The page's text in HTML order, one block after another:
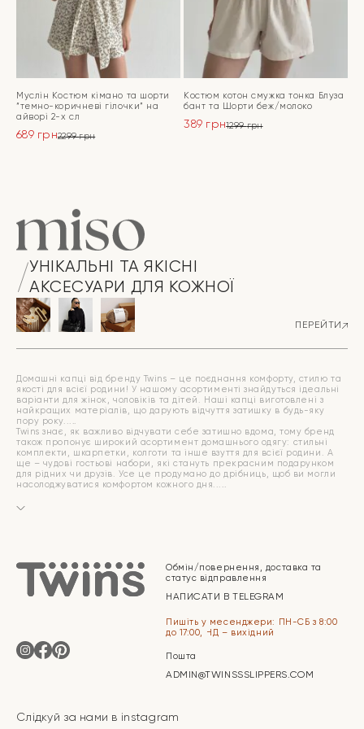
Муслін Костюм кімано та шорти
“темно-коричневі гілочки” на
айворі 2-х сл
2299грн
689 грн
Костюм котон смужка тонка Блуза
бант та Шорти беж/молоко
1299грн
389 грн
УНІКАЛЬНІ ТА ЯКІСНІ
АКСЕСУАРИ ДЛЯ КОЖНОЇ
ПЕРЕЙТИ
Домашні капці від бренду Twins – це поєднання комфорту, стилю та
якості для всієї родини! У нашому асортименті знайдуться ідеальні
варіанти для жінок, чоловіків та дітей. Наші капці виготовлені з
найкращих матеріалів, що дарують відчуття затишку в будь-яку
пору року.
Twins знає, як важливо відчувати себе затишно вдома, тому бренд
також пропонує широкий асортимент домашнього одягу: стильні
комплекти, шкарпетки, колготи та інше взуття для всієї родини. А
ще – чудові гостьові набори, які стануть прекрасним подарунком
для рідних чи друзів. Усе це продумано до дрібниць, щоб ви могли
насолоджуватися комфортом кожного дня.
Обмін/повернення, доставка та
статус відправлення
НАПИСАТИ В TELEGRAM
Пишіть у месенджери: ПН-СБ з 8:00
до 17:00, НД – вихідний
Пошта
ADMIN@TWINSSSLIPPERS.COM
Слідкуй за нами в instagram